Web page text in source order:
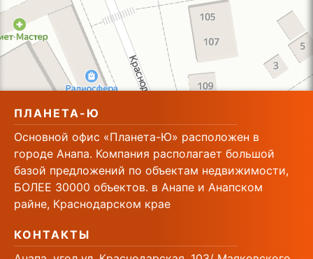
ПЛАНЕТА-Ю
Основной офис «Планета-Ю» расположен в
городе Анапа. Компания располагает большой
базой предложений по объектам недвижимости,
БОЛЕЕ 30000 объектов. в Анапе и Анапском
райне, Краснодарском крае
КОНТАКТЫ